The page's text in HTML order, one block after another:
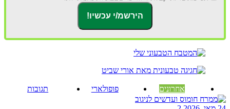
אחרונים פופולארי תגובות